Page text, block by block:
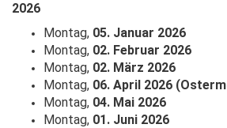
2026
Montag, 05. Januar 2026
Montag, 02. Februar 2026
Montag, 02. März 2026
Montag, 06. April 2026
Montag, 04. Mai 2026
Montag, 01. Juni 2026